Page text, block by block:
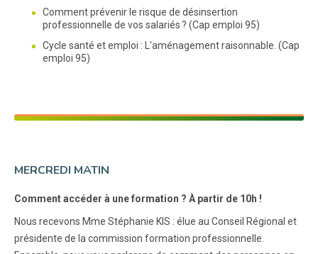
Comment prévenir le risque de désinsertion
professionnelle de vos salariés ? (Cap emploi 95)
Cycle santé et emploi : L'aménagement raisonnable. (Cap
emploi 95)
MERCREDI MATIN
Comment accéder à une formation ? À partir de 10h !
Nous recevons Mme Stéphanie KIS : élue au Conseil Régional et
présidente de la commission formation professionnelle.